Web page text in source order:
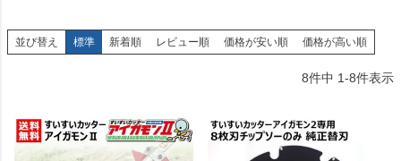
並び替え 標準 新着順 レビュー順 価格が安い順 価格が高い順
8件中 1-8件表示